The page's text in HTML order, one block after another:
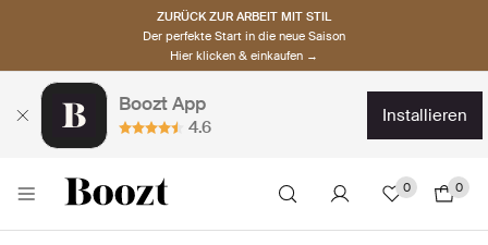
ZURÜCK ZUR ARBEIT MIT STIL
Der perfekte Start in die neue Saison
Hier klicken & einkaufen →
Boozt App
4.6
installieren
0 0